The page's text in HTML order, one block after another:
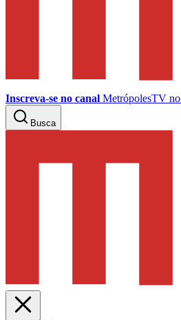
Inscreva-se no canal MetrópolesTV no
Busca